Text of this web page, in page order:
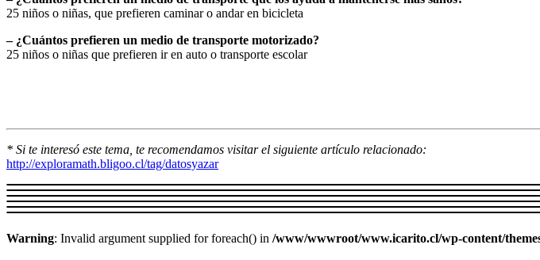
25 niños o niñas, que prefieren caminar o andar en bicicleta
– ¿Cuántos prefieren un medio de transporte motorizado?
25 niños o niñas que prefieren ir en auto o transporte escolar
* Si te interesó este tema, te recomendamos visitar el siguiente artículo relacionado:
http://exploramath.bligoo.cl/tag/datosyazar
Warning: Invalid argument supplied for foreach() in /www/wwwroot/www.icarito.cl/wp-content/